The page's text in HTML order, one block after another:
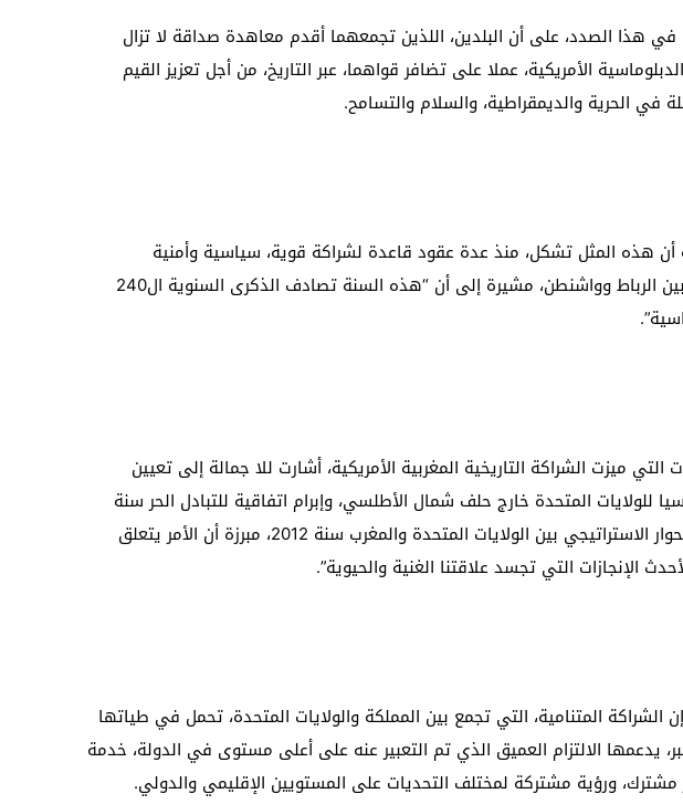
في هذا الصدد، على أن البلدين، اللذين تجمعهما أقدم معاهدة صداقة لا تزال
الأمريكية، عملا على تضافر قواهما، عبر التاريخ، من أجل تعزيز القيم
في الحرية والديمقراطية، والسلام والتسامح.
أن هذه المثل تشكل، منذ عدة عقود قاعدة لشراكة قوية، سياسية وأمنية
وعسكرية، تجمع بين الرباط وواشنطن، مشيرة إلى أن “هذه السنة تصادف الذكرى السنوية ال240
ميزت الشراكة التاريخية المغربية الأمريكية، أشارت للا جمالة إلى تعيين
للولايات المتحدة خارج حلف شمال الأطلسي، وإبرام اتفاقية للتبادل الحر سنة
2004، وإطلاق الحوار الاستراتيجي بين الولايات المتحدة والمغرب سنة 2012، مبرزة أن الأمر يتعلق
الإنجازات التي تجسد علاقتنا الغنية والحيوية”.
الشراكة المتنامية، التي تجمع بين المملكة والولايات المتحدة، تحمل في طياتها
يدعمها الالتزام العميق الذي تم التعبير عنه على أعلى مستوى في الدولة، خدمة
مشترك، ورؤية مشتركة لمختلف التحديات على المستويين الإقليمي والدولي.